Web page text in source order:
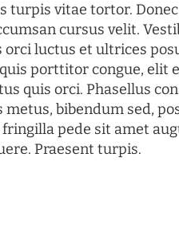
turpis vitae tortor.
cursus velit.
luctus et ultrices
porttitor congue, elit
quis orci. Phasellus
bibendum sed,
pede sit amet
Praesent turpis.